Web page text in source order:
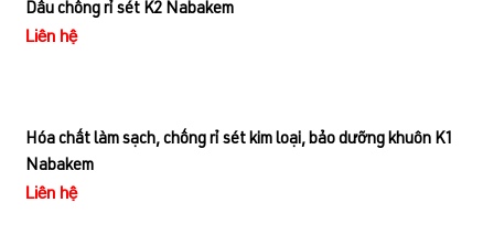
Dầu chống rỉ sét K2 Nabakem
Liên hệ
Hóa chất làm sạch, chống rỉ sét kim loại, bảo dưỡng khuôn K1
Nabakem
Liên hệ